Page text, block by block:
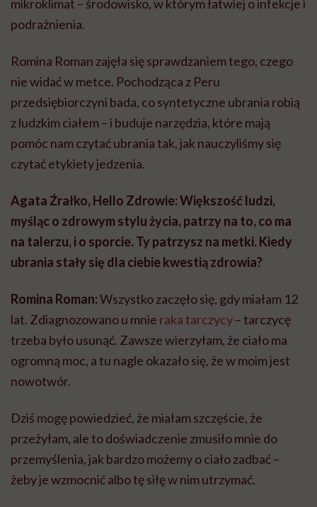
mikroklimat – środowisko, w którym łatwiej o infekcje i
podrażnienia.
Romina Roman zajęła się sprawdzaniem tego, czego
nie widać w metce. Pochodząca z Peru
przedsiębiorczyni bada, co syntetyczne ubrania robią
z ludzkim ciałem – i buduje narzędzia, które mają
pomóc nam czytać ubrania tak, jak nauczyliśmy się
czytać etykiety jedzenia.
Agata Źrałko, Hello Zdrowie: Większość ludzi,
myśląc o zdrowym stylu życia, patrzy na to, co ma
na talerzu, i o sporcie. Ty patrzysz na metki. Kiedy
ubrania stały się dla ciebie kwestią zdrowia?
Romina Roman:Wszystko zaczęło się, gdy miałam 12
lat. Zdiagnozowano u mnie raka tarczycy– tarczycę
trzeba było usunąć. Zawsze wierzyłam, że ciało ma
ogromną moc, a tu nagle okazało się, że w moim jest
nowotwór.
Dziś mogę powiedzieć, że miałam szczęście, że
przeżyłam, ale to doświadczenie zmusiło mnie do
przemyślenia, jak bardzo możemy o ciało zadbać –
żeby je wzmocnić albo tę siłę w nim utrzymać.